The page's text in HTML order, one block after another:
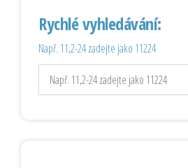
Rychlé vyhledávání:
Např. 11,2-24 zadejte jako 11224